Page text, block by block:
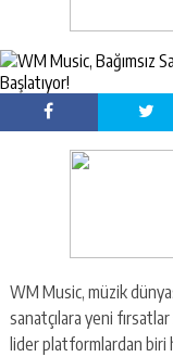
WM Music, müzik
sanatçılara yeni
lider platformlardan biri